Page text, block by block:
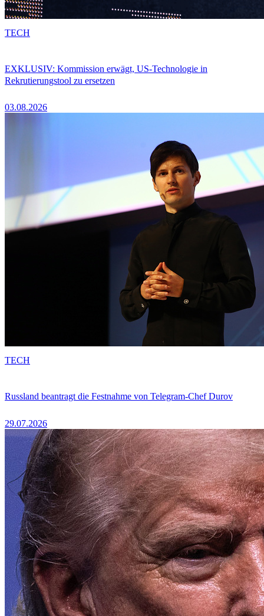
EXKLUSIV: Kommission erwägt, US-Technologie in
Rekrutierungstool zu ersetzen
03.08.2026
TECH
Russland beantragt die Festnahme von Telegram-Chef Durov
29.07.2026
TECH